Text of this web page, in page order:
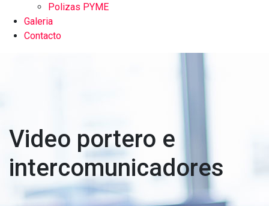
Polizas PYME
Galeria
Contacto
Video portero e
intercomunicadores